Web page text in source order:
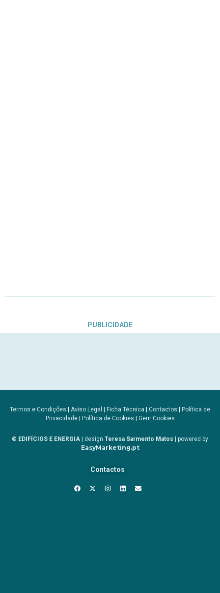
PUBLICIDADE
Termos e Condições | Aviso Legal | Ficha Técnica | Contactos | Política de
Privacidade| Política de Cookies | Gerir Cookies
© EDIFÍCIOS E ENERGIA | design Teresa Sarmento Matos | powered by
EasyMarketing.pt
Contactos